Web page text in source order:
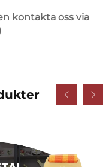
kontakta oss via